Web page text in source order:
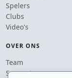
Spelers
Clubs
Video's
OVER ONS
Team
Supporters